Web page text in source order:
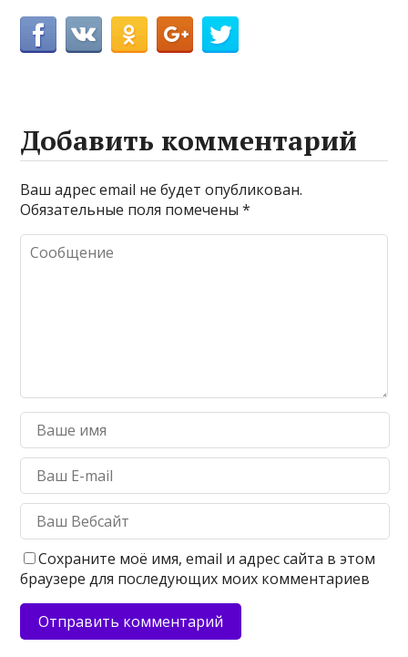
Добавить комментарий
Ваш адрес email не будет опубликован.
Обязательные поля помечены*
Сохраните моё имя, email и адрес сайта в этом
браузере для последующих моих комментариев